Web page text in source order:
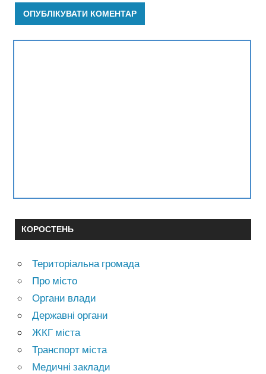
КОРОСТЕНЬ
Територіальна громада
Про місто
Органи влади
Державні органи
ЖКГ міста
Транспорт міста
Медичні заклади